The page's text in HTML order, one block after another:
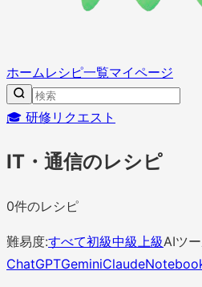
ホームレシピ一覧マイページ
🎓 研修リクエスト
IT・通信のレシピ
0件のレシピ
難易度:すべて初級中級 上級AIツ
ChatGPTGeminiClaude